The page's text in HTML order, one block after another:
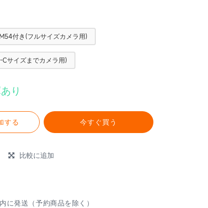
付き(フルサイズカメラ用)
サイズまでカメラ用)
り
する 今すぐ買う
比較に追加
に発送（予約商品を除く）